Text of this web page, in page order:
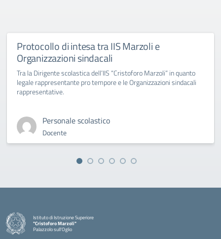
Protocollo di intesa tra IIS Marzoli e
Organizzazioni sindacali
Tra la Dirigente scolastica dell’IIS “Cristoforo Marzoli” in quanto
legale rappresentante pro tempore e le Organizzazioni sindacali
rappresentative.
Personale scolastico
Docente
Istituto di Istruzione Superiore
"Cristoforo Marzoli"
Palazzolo sull'Oglio
— Visita la pagina iniziale della scuola